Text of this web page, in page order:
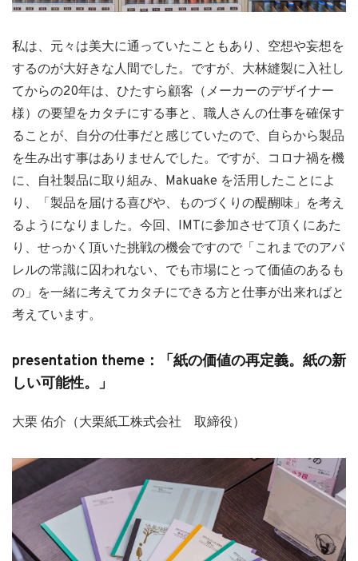
私は、元々は美大に通っていたこともあり、空想や妄想を
するのが大好きな人間でした。ですが、大林縫製に入社し
てからの20年は、ひたすら顧客（メーカーのデザイナー
様）の要望をカタチにする事と、職人さんの仕事を確保す
ることが、自分の仕事だと感じていたので、自らから製品
を生み出す事はありませんでした。ですが、コロナ禍を機
に、自社製品に取り組み、Makuake を活用したことによ
り、「製品を届ける喜びや、ものづくりの醍醐味」を考え
るようになりました。今回、IMTに参加させて頂くにあた
り、せっかく頂いた挑戦の機会ですので「これまでのアパ
レルの常識に囚われない、でも市場にとって価値のあるも
の」を一緒に考えてカタチにできる方と仕事が出来ればと
考えています。
presentation theme：「紙の価値の再定義。紙の新
しい可能性。」
大栗 佑介（大栗紙工株式会社 取締役）